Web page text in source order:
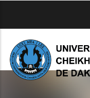
principal